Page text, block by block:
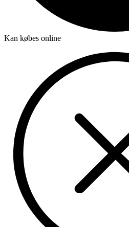
Kan købes online